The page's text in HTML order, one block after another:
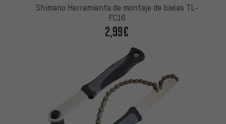
Shimano Herramienta de montaje de bielas TL-
FC16
2,99€